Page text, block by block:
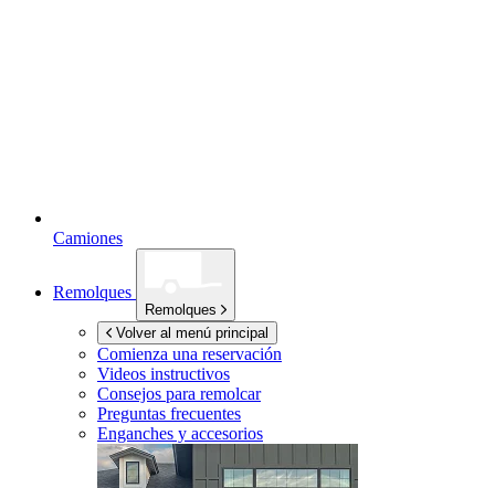
Camiones
Remolques
Remolques
Volver al menú principal
Comienza una reservación
Videos instructivos
Consejos para remolcar
Preguntas frecuentes
Enganches y accesorios